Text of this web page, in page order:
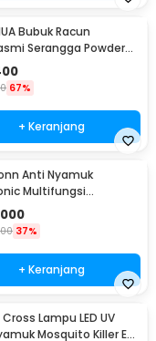
Bubuk Racun
Serangga Powder
25gr - IP25
67%
+ Keranjang
Anti Nyamuk
Multifungsi
Repeller - HOE0067
37%
+ Keranjang
Lampu LED UV
Mosquito Killer EU